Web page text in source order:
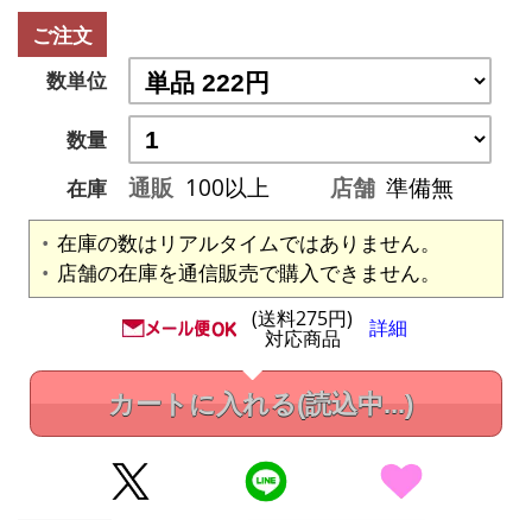
ご注文
数単位
数量
在庫
通販 100以上 店舗 準備無
在庫の数はリアルタイムではありません。
店舗の在庫を通信販売で購入できません。
(送料275円)
対応商品 詳細
カートに入れる(読込中...)